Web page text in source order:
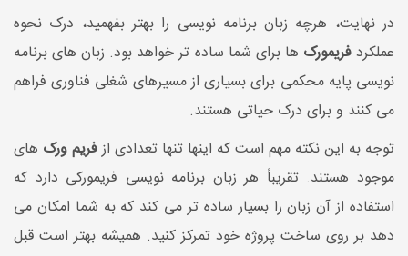
در نهایت، هرچه زبان برنامه نویسی را بهتر بفهمید، درک نحوه
عملکردفریمورک ها برای شما ساده تر خواهد بود. زبان های برنامه
نویسی پایه محکمی برای بسیاری از مسیرهای شغلی فناوری فراهم
می کنند و برای درک حیاتی هستند.
توجه به این نکته مهم است که اینها تنها تعدادی ازفریم ورک های
موجود هستند. تقریباً هر زبان برنامه نویسی فریمورکی دارد که
استفاده از آن زبان را بسیار ساده تر می کند که به شما امکان می
دهد بر روی ساخت پروژه خود تمرکز کنید. همیشه بهتر است قبل